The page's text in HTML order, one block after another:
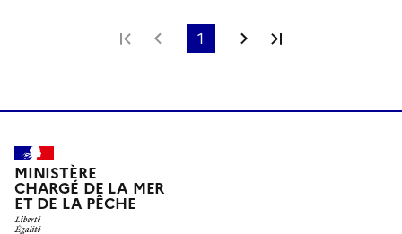
Première page
Page précédente
1 Page suivante
MINISTÈRE
CHARGÉ DE LA MER
ET DE LA PÊCHE